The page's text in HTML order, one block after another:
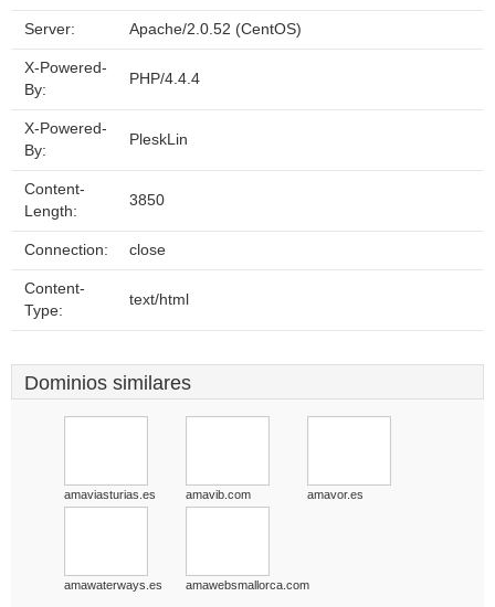
Server: Apache/2.0.52 (CentOS)
X-Powered-
By:
PHP/4.4.4
X-Powered-
By:
PleskLin
Content-
Length:
3850
Connection: close
Content-
Type:
text/html
Dominios similares
amaviasturias.es amavib.com amavor.es
amawaterways.es amawebsmallorca.com